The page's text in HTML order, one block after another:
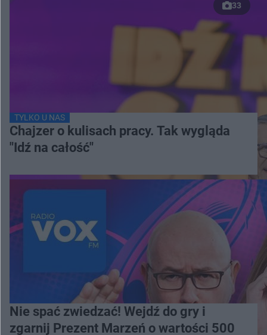
33
TYLKO U NAS
Chajzer o kulisach pracy. Tak wygląda
"Idź na całość"
Nie spać zwiedzać! Wejdź do gry i
zgarnij Prezent Marzeń o wartości 500